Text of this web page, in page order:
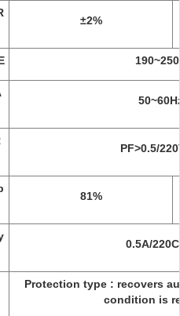
±2%
PF>0.5/
81%
0.5A/
Protection type : recovers
condition is